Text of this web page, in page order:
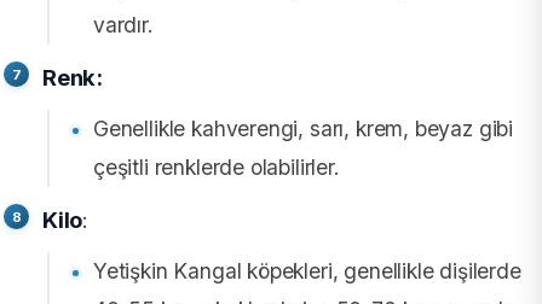
vardır.
Renk:
Genellikle kahverengi, sarı, krem, beyaz gibi
çeşitli renklerde olabilirler.
Kilo:
Yetişkin Kangal köpekleri, genellikle dişilerde